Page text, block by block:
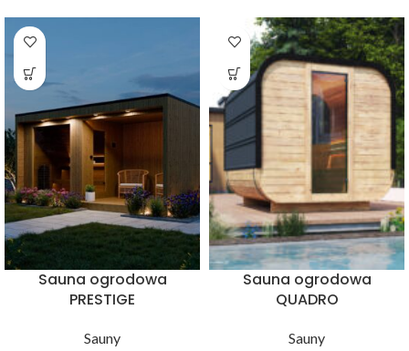
Sauna ogrodowa
PRESTIGE
Sauny
Sauna ogrodowa
QUADRO
Sauny